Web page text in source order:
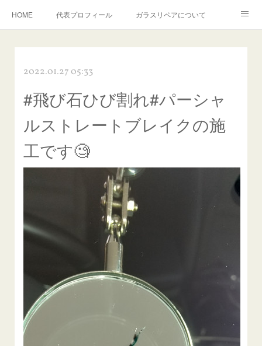
HOME 代表プロフィール ガラスリペアについて
飛び石施工料金について
当店へのアクセス 建築ガラスキズ取り・研磨・磨き
【プロ使用】フッ素系ガラストリートメント『アクアペル』
当店の良心的価格の理由について
欧州車モールの白サビやシミを落とす！
飛び石ひび割れでヒビ先が伸びた場合は？
2022.01.27 05:33
#飛び石ひび割れ#パーシャ
ルストレートブレイクの施
工です🧐